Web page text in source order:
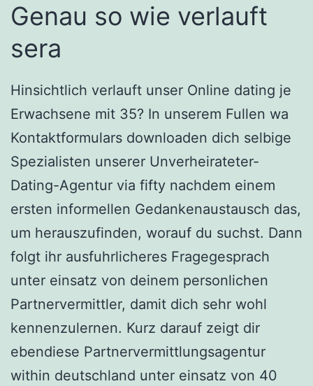
Genau so wie verlauft
sera
Hinsichtlich verlauft unser Online dating je
Erwachsene mit 35? In unserem Fullen wa
Kontaktformulars downloaden dich selbige
Spezialisten unserer Unverheirateter-
Dating-Agentur via fifty nachdem einem
ersten informellen Gedankenaustausch das,
um herauszufinden, worauf du suchst. Dann
folgt ihr ausfuhrlicheres Fragegesprach
unter einsatz von deinem personlichen
Partnervermittler, damit dich sehr wohl
kennenzulernen. Kurz darauf zeigt dir
ebendiese Partnervermittlungsagentur
within deutschland unter einsatz von 40